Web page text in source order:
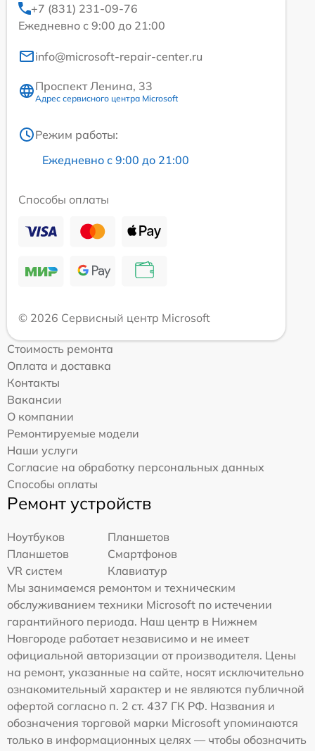
+7 (831) 231-09-76
Ежедневно с 9:00 до 21:00
info@microsoft-repair-center.ru
Проспект Ленина, 33
Адрес сервисного центра Microsoft
Режим работы:
Ежедневно с 9:00 до 21:00
Способы оплаты
© 2026 Сервисный центр Microsoft
Стоимость ремонта
Оплата и доставка
Контакты
Вакансии
О компании
Ремонтируемые модели
Наши услуги
Согласие на обработку персональных данных
Способы оплаты
Ремонт устройств
Ноутбуков
Планшетов
Планшетов
Смартфонов
VR систем
Клавиатур
Мы занимаемся ремонтом и техническим
обслуживанием техники Microsoft по истечении
гарантийного периода. Наш центр в Нижнем
Новгороде работает независимо и не имеет
официальной авторизации от производителя. Цены
на ремонт, указанные на сайте, носят исключительно
ознакомительный характер и не являются публичной
офертой согласно п. 2 ст. 437 ГК РФ. Названия и
обозначения торговой марки Microsoft упоминаются
только в информационных целях — чтобы обозначить